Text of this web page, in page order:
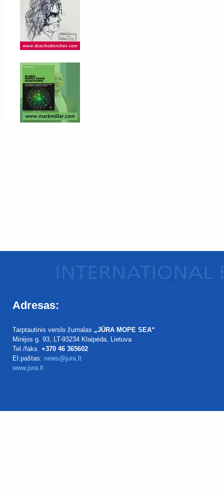
Adresas:
Tarptautinis verslo žurnalas „JŪRA MOPE SEA“
Minijos g. 93, LT-93234 Klaipėda, Lietuva
Tel./faks. +370 46 365602
El.paštas: news@jura.lt
www.jura.lt